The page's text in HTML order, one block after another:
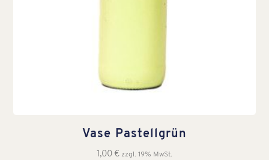
Vase Pastellgrün
1,00 € zzgl. 19% MwSt.